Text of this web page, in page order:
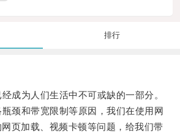
排行
为人们生活中不可或缺的一部分。
和带宽限制等原因，我们在使用网
页加载、视频卡顿等问题，给我们带